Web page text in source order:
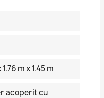
m x 1.45 m
acoperit cu